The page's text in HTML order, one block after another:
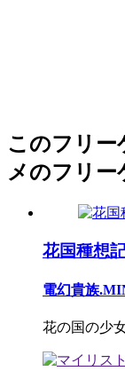
このフリー
メのフリー
花国種想
電幻貴族
花の国の少